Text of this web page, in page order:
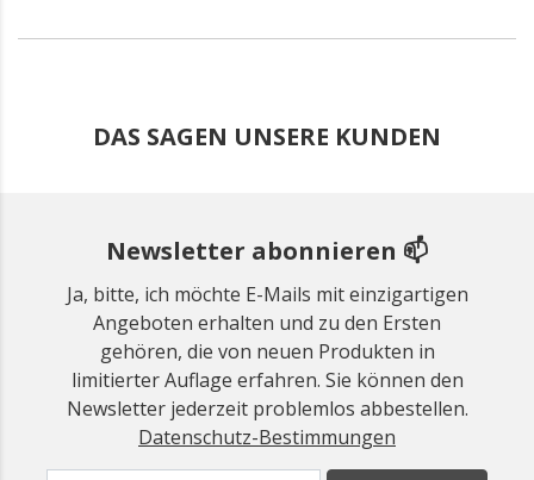
DAS SAGEN UNSERE KUNDEN
Newsletter abonnieren 📫
Ja, bitte, ich möchte E-Mails mit einzigartigen
Angeboten erhalten und zu den Ersten
gehören, die von neuen Produkten in
limitierter Auflage erfahren. Sie können den
Newsletter jederzeit problemlos abbestellen.
Datenschutz-Bestimmungen